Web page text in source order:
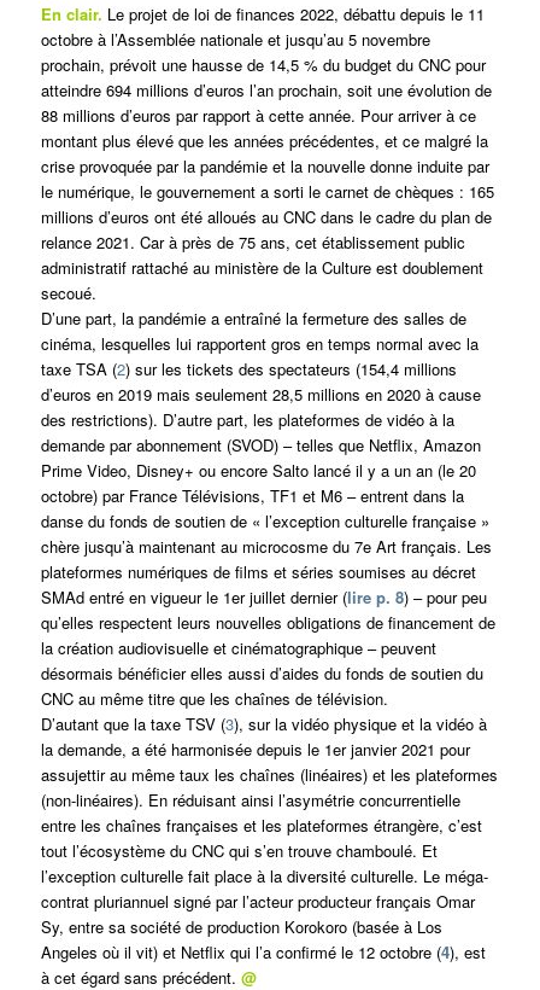
En clair. Le projet de loi de finances 2022, débattu depuis le 11
octobre à l’Assemblée nationale et jusqu’au 5 novembre
prochain, prévoit une hausse de 14,5 % du budget du CNC pour
atteindre 694 millions d’euros l’an prochain, soit une évolution de
88 millions d’euros par rapport à cette année. Pour arriver à ce
montant plus élevé que les années précédentes, et ce malgré la
crise provoquée par la pandémie et la nouvelle donne induite par
le numérique, le gouvernement a sorti le carnet de chèques : 165
millions d’euros ont été alloués au CNC dans le cadre du plan de
relance 2021. Car à près de 75 ans, cet établissement public
administratif rattaché au ministère de la Culture est doublement
secoué.
D’une part, la pandémie a entraîné la fermeture des salles de
cinéma, lesquelles lui rapportent gros en temps normal avec la
taxe TSA (2) sur les tickets des spectateurs (154,4 millions
d’euros en 2019 mais seulement 28,5 millions en 2020 à cause
des restrictions). D’autre part, les plateformes de vidéo à la
demande par abonnement (SVOD) – telles que Netflix, Amazon
Prime Video, Disney+ ou encore Salto lancé il y a un an (le 20
octobre) par France Télévisions, TF1 et M6 – entrent dans la
danse du fonds de soutien de « l’exception culturelle française »
chère jusqu’à maintenant au microcosme du 7e Art français. Les
plateformes numériques de films et séries soumises au décret
SMAd entré en vigueur le 1er juillet dernier (lire p. 8) – pour peu
qu’elles respectent leurs nouvelles obligations de financement de
la création audiovisuelle et cinématographique – peuvent
désormais bénéficier elles aussi d’aides du fonds de soutien du
CNC au même titre que les chaînes de télévision.
D’autant que la taxe TSV (3), sur la vidéo physique et la vidéo à
la demande, a été harmonisée depuis le 1er janvier 2021 pour
assujettir au même taux les chaînes (linéaires) et les plateformes
(non-linéaires). En réduisant ainsi l’asymétrie concurrentielle
entre les chaînes françaises et les plateformes étrangère, c’est
tout l’écosystème du CNC qui s’en trouve chamboulé. Et
l’exception culturelle fait place à la diversité culturelle. Le méga-
contrat pluriannuel signé par l’acteur producteur français Omar
Sy, entre sa société de production Korokoro (basée à Los
Angeles où il vit) et Netflix qui l’a confirmé le 12 octobre (4), est
à cet égard sans précédent.@